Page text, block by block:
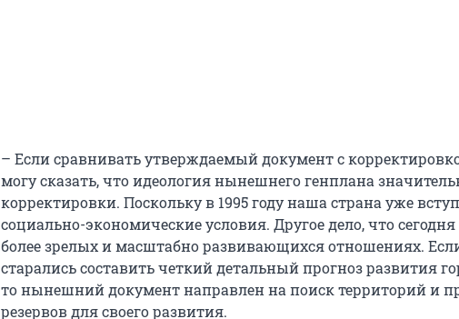
– Если сравнивать утверждаемый документ с
могу сказать, что идеология нынешнего генплана
корректировки. Поскольку в 1995 году наша страна уже
социально-экономические условия. Другое дело, что
более зрелых и масштабно развивающихся отношениях.
старались составить четкий детальный прогноз развития
то нынешний документ направлен на поиск территорий и
резервов для своего развития.